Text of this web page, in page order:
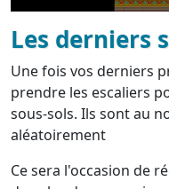
Les derniers
Une fois vos derniers
prendre les escaliers
sous-sols. Ils sont au
aléatoirement
Ce sera l'occasion de